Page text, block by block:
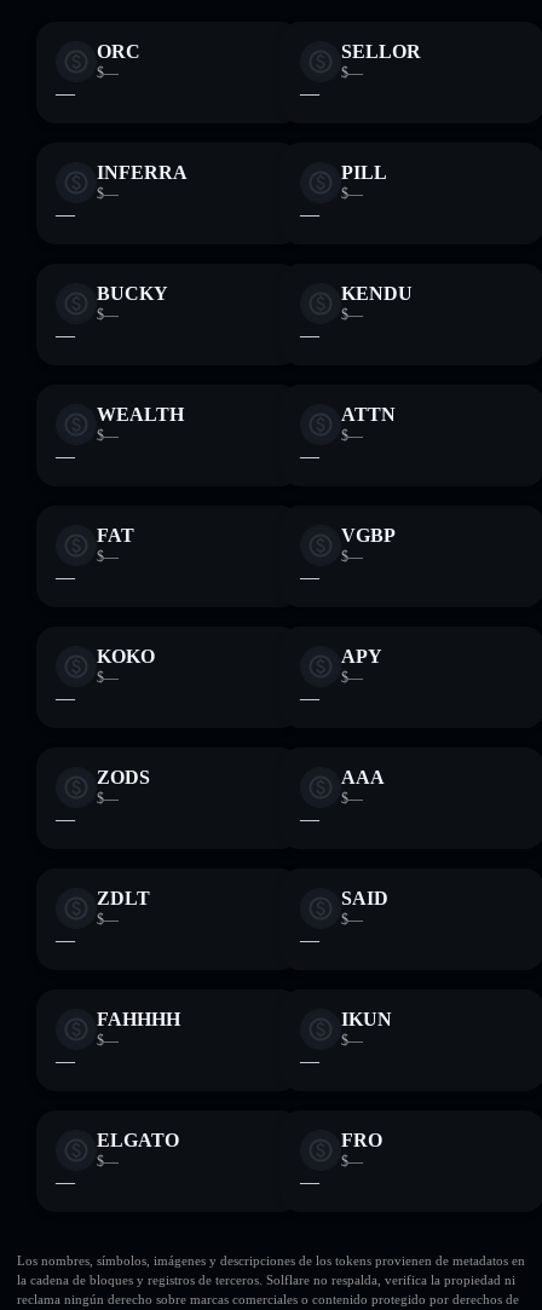
ORC
$—
—
SELLOR
$—
—
INFERRA
$—
—
PILL
$—
—
BUCKY
$—
—
KENDU
$—
—
WEALTH
$—
—
ATTN
$—
—
FAT
$—
—
VGBP
$—
—
KOKO
$—
—
APY
$—
—
ZODS
$—
—
AAA
$—
—
ZDLT
$—
—
SAID
$—
—
FAHHHH
$—
—
IKUN
$—
—
ELGATO
$—
—
FRO
$—
—
Los nombres, símbolos, imágenes y descripciones de los tokens provienen de metadatos en
la cadena de bloques y registros de terceros. Solflare no respalda, verifica la propiedad ni
reclama ningún derecho sobre marcas comerciales o contenido protegido por derechos de